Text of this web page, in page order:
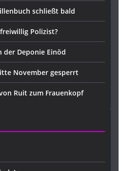
schließt bald
Polizist?
der Deponie Einöd
November gesperrt
Ruit zum Frauenkopf